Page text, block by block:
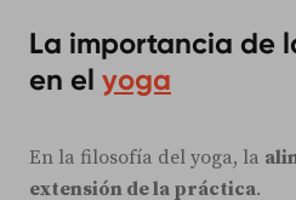
La importancia de
en el yoga
En la filosofía del yoga, la
extensión de la práctica.